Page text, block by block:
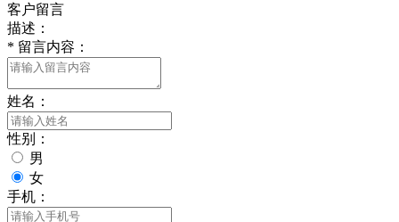
客户留言
描述：
* 留言内容：
姓名：
性别：
男
女
手机：